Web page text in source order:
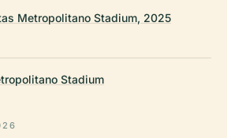
Metropolitano Stadium, 2025
Stadium